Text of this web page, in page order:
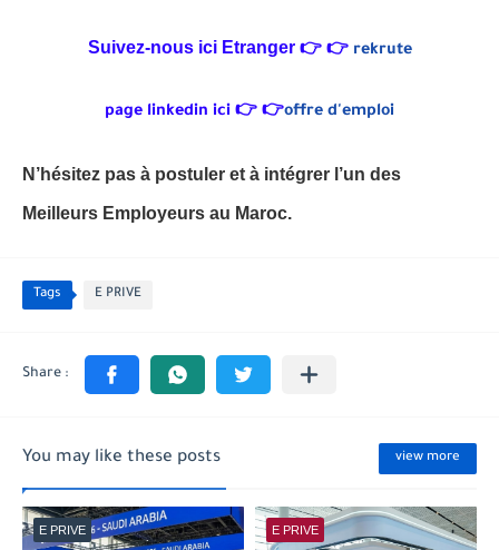
Suivez-nous ici Etranger👉👉 rekrute
page linkedin ici 👉 👉offre d'emploi
N’hésitez pas à postuler et à intégrer l’un des
Meilleurs Employeurs au Maroc.
Tags E PRIVE
You may like these posts view more
E PRIVE E PRIVE